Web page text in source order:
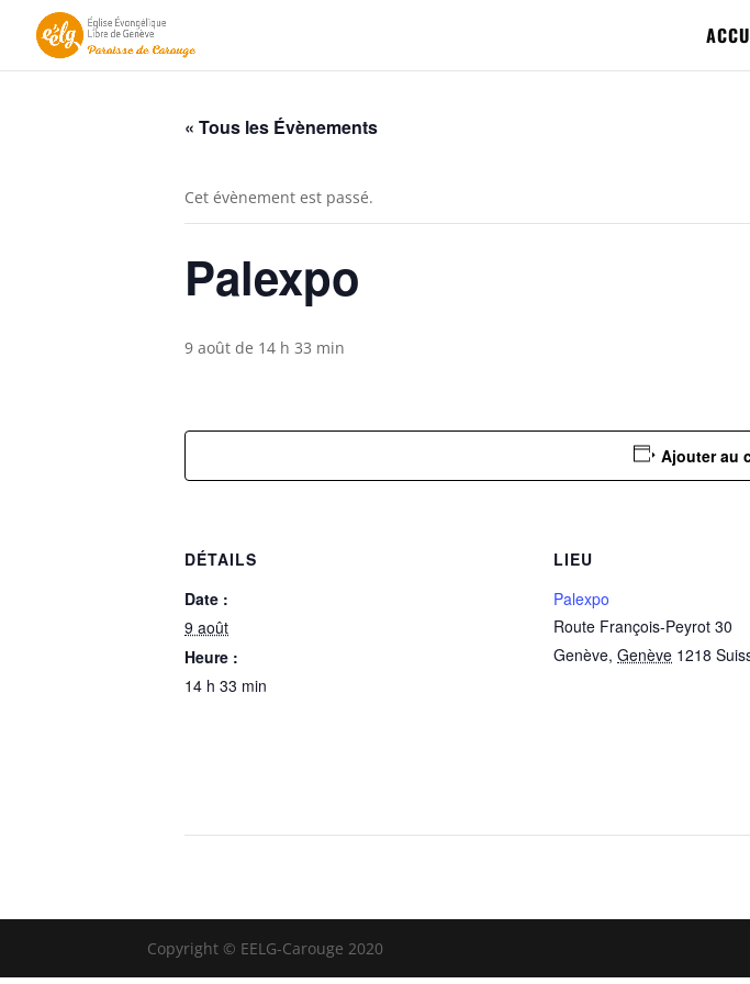
« Tous les Évènements
Cet évènement est passé.
Palexpo
9 août de 14 h 33 min
Ajouter au
DÉTAILS
Date :
9 août
Heure :
14 h 33 min
LIEU
Palexpo
Route François-Peyrot 30
Genève, Genève 1218
Copyright © EELG-Carouge 2020